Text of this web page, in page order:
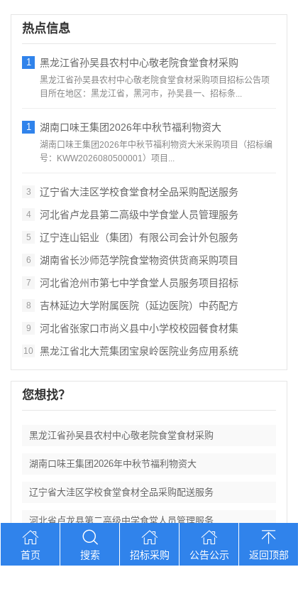
热点信息
1 黑龙江省孙吴县农村中心敬老院食堂食材采购
黑龙江省孙吴县农村中心敬老院食堂食材采购项目招标公告项
目所在地区：黑龙江省，黑河市，孙吴县一、招标条...
1 湖南口味王集团2026年中秋节福利物资大
湖南口味王集团2026年中秋节福利物资大米采购项目（招标编
号：KWW2026080500001）项目...
3 辽宁省大洼区学校食堂食材全品采购配送服务
4 河北省卢龙县第二高级中学食堂人员管理服务
5 辽宁连山铝业（集团）有限公司会计外包服务
6 湖南省长沙师范学院食堂物资供货商采购项目
7 河北省沧州市第七中学食堂人员服务项目招标
8 吉林延边大学附属医院（延边医院）中药配方
9 河北省张家口市尚义县中小学校校园餐食材集
10 黑龙江省北大荒集团宝泉岭医院业务应用系统
您想找？
黑龙江省孙吴县农村中心敬老院食堂食材采购
湖南口味王集团2026年中秋节福利物资大
辽宁省大洼区学校食堂食材全品采购配送服务
河北省卢龙县第二高级中学食堂人员管理服务
辽宁连山铝业（集团）有限公司会计外包服务
首页 搜索 招标采购 公告公示 返回顶部